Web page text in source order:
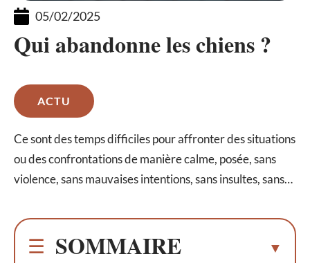
05/02/2025
Qui abandonne les chiens ?
ACTU
Ce sont des temps difficiles pour affronter des situations
ou des confrontations de manière calme, posée, sans
violence, sans mauvaises intentions, sans insultes, sans…
SOMMAIRE